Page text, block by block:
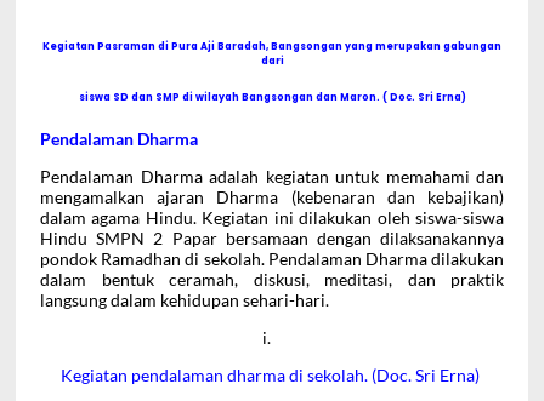
Kegiatan Pasraman di Pura Aji Baradah, Bangsongan yang merupakan gabungan
dari
siswa SD dan SMP di wilayah Bangsongan dan Maron. ( Doc. Sri Erna)
Pendalaman Dharma
Pendalaman Dharma adalah kegiatan untuk memahami dan
mengamalkan ajaran Dharma (kebenaran dan kebajikan)
dalam agama Hindu. Kegiatan ini dilakukan oleh siswa-siswa
Hindu SMPN 2 Papar bersamaan dengan dilaksanakannya
pondok Ramadhan di sekolah. Pendalaman Dharma dilakukan
dalam bentuk ceramah, diskusi, meditasi, dan praktik
langsung dalam kehidupan sehari-hari.
i.
Kegiatan pendalaman dharma di sekolah. (Doc. Sri Erna)